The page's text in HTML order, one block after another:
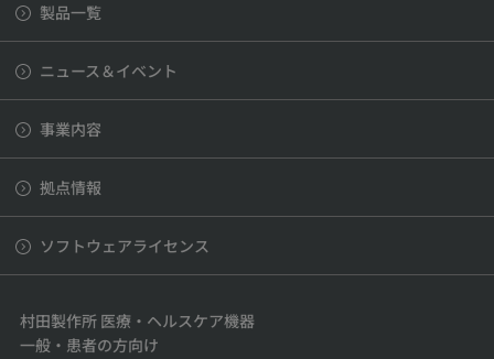
製品一覧
ニュース＆イベント
事業内容
拠点情報
ソフトウェアライセンス
村田製作所 医療・ヘルスケア機器
一般・患者の方向け